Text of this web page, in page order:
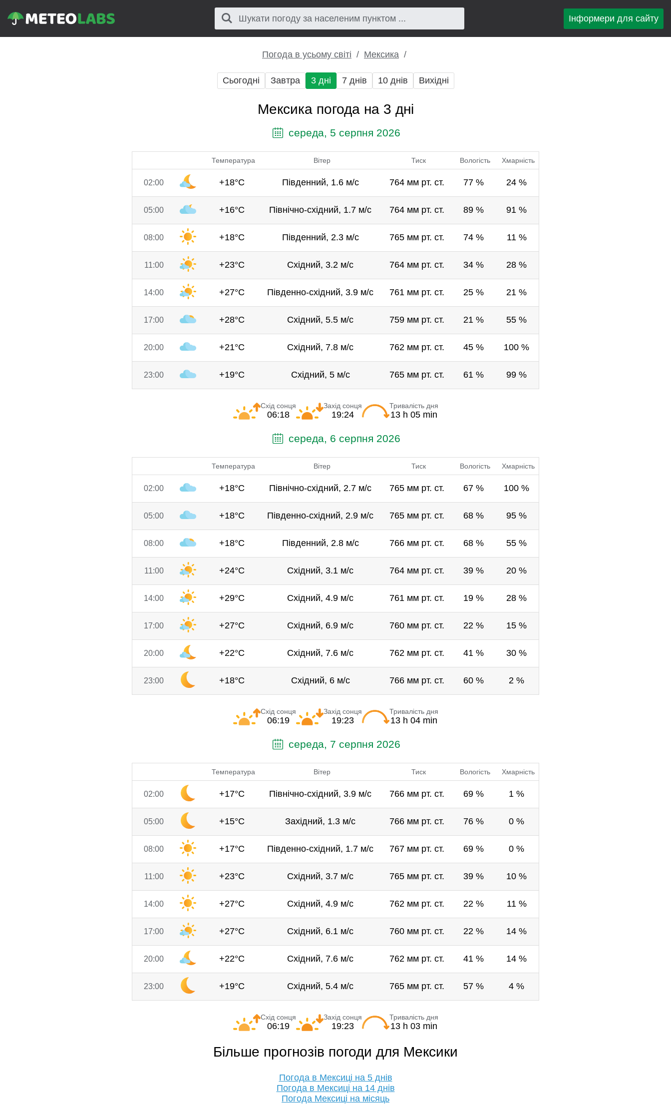
Інформери для сайту
Погода в усьому світі Мексика
Сьогодні Завтра 3 дні 7 днів 10 днів Вихідні
Мексика погода на 3 дні
середа, 5 серпня 2026
Температура Вітер Тиск Вологість Хмарність
02:00 +18°C Південний, 1.6 м/с 764 мм рт. ст. 77 % 24 %
05:00 +16°C Північно-східний, 1.7 м/с 764 мм рт. ст. 89 % 91 %
08:00 +18°C Південний, 2.3 м/с 765 мм рт. ст. 74 % 11 %
11:00 +23°C Східний, 3.2 м/с 764 мм рт. ст. 34 % 28 %
14:00 +27°C Південно-східний, 3.9 м/с 761 мм рт. ст. 25 % 21 %
17:00 +28°C Східний, 5.5 м/с 759 мм рт. ст. 21 % 55 %
20:00 +21°C Східний, 7.8 м/с 762 мм рт. ст. 45 % 100 %
23:00 +19°C Східний, 5 м/с 765 мм рт. ст. 61 % 99 %
Схід сонця
06:18
Захід сонця
19:24
Тривалість дня
13 h 05 min
середа, 6 серпня 2026
Температура Вітер Тиск Вологість Хмарність
02:00 +18°C Північно-східний, 2.7 м/с 765 мм рт. ст. 67 % 100 %
05:00 +18°C Південно-східний, 2.9 м/с 765 мм рт. ст. 68 % 95 %
08:00 +18°C Південний, 2.8 м/с 766 мм рт. ст. 68 % 55 %
11:00 +24°C Східний, 3.1 м/с 764 мм рт. ст. 39 % 20 %
14:00 +29°C Східний, 4.9 м/с 761 мм рт. ст. 19 % 28 %
17:00 +27°C Східний, 6.9 м/с 760 мм рт. ст. 22 % 15 %
20:00 +22°C Східний, 7.6 м/с 762 мм рт. ст. 41 % 30 %
23:00 +18°C Східний, 6 м/с 766 мм рт. ст. 60 % 2 %
Схід сонця
06:19
Захід сонця
19:23
Тривалість дня
13 h 04 min
середа, 7 серпня 2026
Температура Вітер Тиск Вологість Хмарність
02:00 +17°C Північно-східний, 3.9 м/с 766 мм рт. ст. 69 % 1 %
05:00 +15°C Західний, 1.3 м/с 766 мм рт. ст. 76 % 0 %
08:00 +17°C Південно-східний, 1.7 м/с 767 мм рт. ст. 69 % 0 %
11:00 +23°C Східний, 3.7 м/с 765 мм рт. ст. 39 % 10 %
14:00 +27°C Східний, 4.9 м/с 762 мм рт. ст. 22 % 11 %
17:00 +27°C Східний, 6.1 м/с 760 мм рт. ст. 22 % 14 %
20:00 +22°C Східний, 7.6 м/с 762 мм рт. ст. 41 % 14 %
23:00 +19°C Східний, 5.4 м/с 765 мм рт. ст. 57 % 4 %
Схід сонця
06:19
Захід сонця
19:23
Тривалість дня
13 h 03 min
Більше прогнозів погоди для Мексики
Погода в Мексиці на 5 днів
Погода в Мексиці на 14 днів
Погода Мексиці на місяць